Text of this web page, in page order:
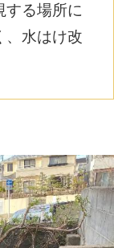
する場所に
、水はけ改